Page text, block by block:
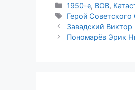
Рубрики
1950-е, ВОВ,
Метки
Герой Советского
Завадский Виктор
Пономарёв Эрик